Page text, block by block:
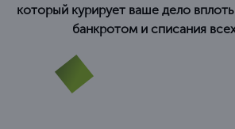
который курирует ваше дело
банкротом и списания